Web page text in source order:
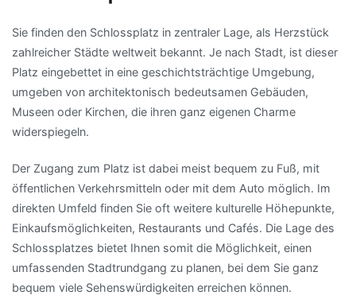
Sie finden den Schlossplatz in zentraler Lage, als Herzstück
zahlreicher Städte weltweit bekannt. Je nach Stadt, ist dieser
Platz eingebettet in eine geschichtsträchtige Umgebung,
umgeben von architektonisch bedeutsamen Gebäuden,
Museen oder Kirchen, die ihren ganz eigenen Charme
widerspiegeln.
Der Zugang zum Platz ist dabei meist bequem zu Fuß, mit
öffentlichen Verkehrsmitteln oder mit dem Auto möglich. Im
direkten Umfeld finden Sie oft weitere kulturelle Höhepunkte,
Einkaufsmöglichkeiten, Restaurants und Cafés. Die Lage des
Schlossplatzes bietet Ihnen somit die Möglichkeit, einen
umfassenden Stadtrundgang zu planen, bei dem Sie ganz
bequem viele Sehenswürdigkeiten erreichen können.